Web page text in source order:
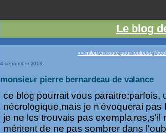
Le blog
<< milou en route pour toulouse
4 septembre 2013
monsieur pierre bernardeau de valance
ce blog pourrait vous paraitre;parfois,
nécrologique,mais je n'évoquerai
je ne les trouvais pas exemplaires,s'il
méritent de ne pas sombrer dans